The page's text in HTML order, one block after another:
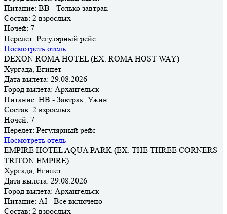
Питание: BB - Только завтрак
Состав: 2 взрослых
Ночей: 7
Перелет: Регулярный рейс
Посмотреть отель
DEXON ROMA HOTEL (EX. ROMA HOST WAY)
Хургада, Египет
Дата вылета: 29.08.2026
Город вылета: Архангельск
Питание: HB - Завтрак, Ужин
Состав: 2 взрослых
Ночей: 7
Перелет: Регулярный рейс
Посмотреть отель
EMPIRE HOTEL AQUA PARK (EX. THE THREE CORNERS
TRITON EMPIRE)
Хургада, Египет
Дата вылета: 29.08.2026
Город вылета: Архангельск
Питание: AI - Все включено
Состав: 2 взрослых